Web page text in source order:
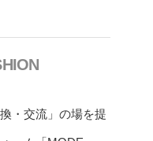
・交流」の場を提